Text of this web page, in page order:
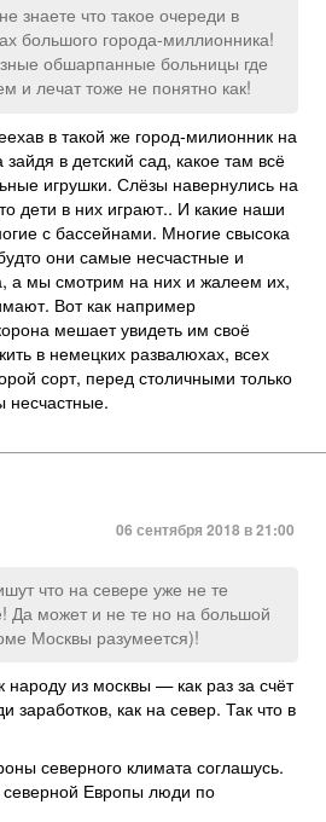
знаете что такое очереди в
большого города-миллионника!
обшарпанные больницы где
и лечат тоже не понятно как!
в такой же город-милионник на
в детский сад, какое там всё
игрушки. Слёзы навернулись на
дети в них играют.. И какие наши
с бассейнами. Многие свысока
они самые несчастные и
а мы смотрим на них и жалеем их,
Вот как например
мешает увидеть им своё
в немецких развалюхах, всех
сорт, перед столичными только
несчастные.
06 сентября 2018 в 21:00
что на севере уже не те
Да может и не те но на большой
Москвы разумеется)!
народу из москвы — как раз за счёт
заработков, как на север. Так что в
северного климата соглашусь.
Европы люди по